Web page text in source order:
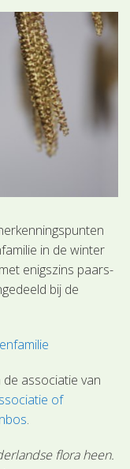
in de winter
enigszins paars-
bij de
associatie van
of
.
flora heen.